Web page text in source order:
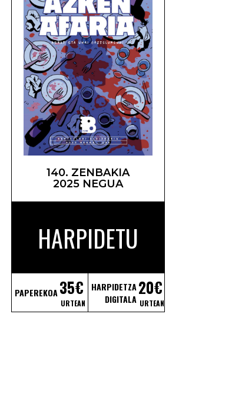
140. ZENBAKIA
2025 NEGUA
HARPIDETU
PAPEREKOA35€
URTEAN
HARPIDETZA
DIGITALA
20€
URTEAN